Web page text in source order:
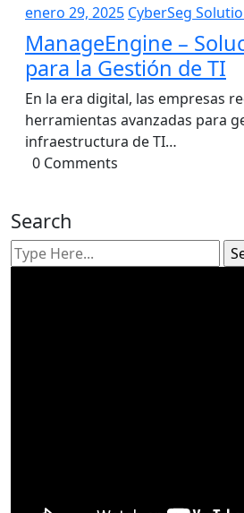
enero 29, 2025enero
2025
CyberSeg
ManageEngine –
para la Gestión de TI
En la era digital, las empresas
herramientas avanzadas para
infraestructura de TI…
0 Comments
Search